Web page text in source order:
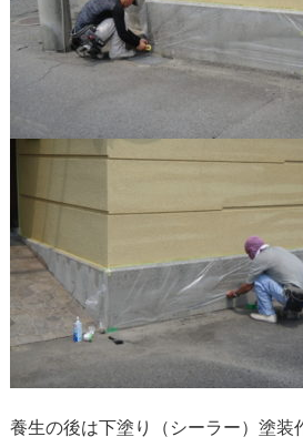
養生の後は下塗り（シーラー）塗装